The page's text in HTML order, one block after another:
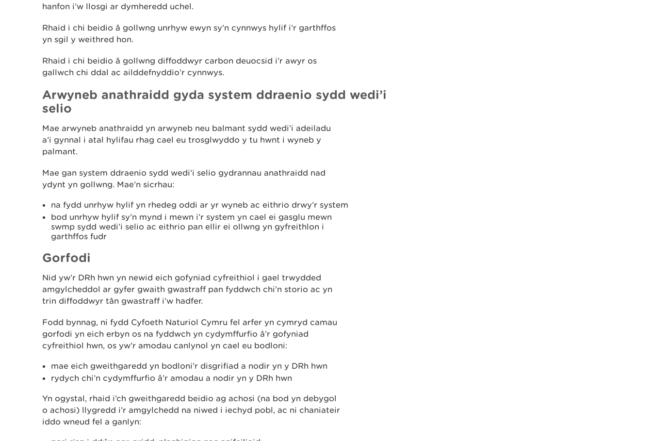
hanfon i’w llosgi ar dymheredd uchel.
Rhaid i chi beidio â gollwng unrhyw ewyn sy’n cynnwys hylif i’r garthffos
yn sgil y weithred hon.
Rhaid i chi beidio â gollwng diffoddwyr carbon deuocsid i’r awyr os
gallwch chi ddal ac ailddefnyddio’r cynnwys.
Arwyneb anathraidd gyda system ddraenio sydd wedi’i
selio
Mae arwyneb anathraidd yn arwyneb neu balmant sydd wedi’i adeiladu
a’i gynnal i atal hylifau rhag cael eu trosglwyddo y tu hwnt i wyneb y
palmant.
Mae gan system ddraenio sydd wedi’i selio gydrannau anathraidd nad
ydynt yn gollwng. Mae’n sicrhau:
na fydd unrhyw hylif yn rhedeg oddi ar yr wyneb ac eithrio drwy’r system
bod unrhyw hylif sy’n mynd i mewn i’r system yn cael ei gasglu mewn
swmp sydd wedi’i selio ac eithrio pan ellir ei ollwng yn gyfreithlon i
garthffos fudr
Gorfodi
Nid yw’r DRh hwn yn newid eich gofyniad cyfreithiol i gael trwydded
amgylcheddol ar gyfer gwaith gwastraff pan fyddwch chi’n storio ac yn
trin diffoddwyr tân gwastraff i’w hadfer.
Fodd bynnag, ni fydd Cyfoeth Naturiol Cymru fel arfer yn cymryd camau
gorfodi yn eich erbyn os na fyddwch yn cydymffurfio â’r gofyniad
cyfreithiol hwn, os yw’r amodau canlynol yn cael eu bodloni:
mae eich gweithgaredd yn bodloni’r disgrifiad a nodir yn y DRh hwn
rydych chi’n cydymffurfio â’r amodau a nodir yn y DRh hwn
Yn ogystal, rhaid i’ch gweithgaredd beidio ag achosi (na bod yn debygol
o achosi) llygredd i’r amgylchedd na niwed i iechyd pobl, ac ni chaniateir
iddo wneud fel a ganlyn: